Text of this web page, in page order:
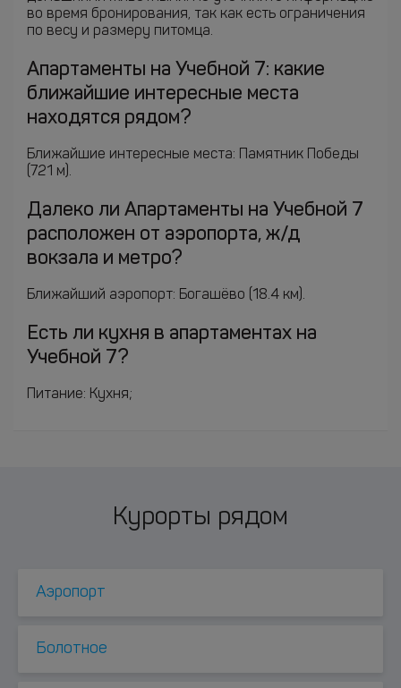
во время бронирования, так как есть ограничения
по весу и размеру питомца.
Апартаменты на Учебной 7: какие
ближайшие интересные места
находятся рядом?
Ближайшие интересные места: Памятник Победы
(721 м).
Далеко ли Апартаменты на Учебной 7
расположен от аэропорта, ж/д
вокзала и метро?
Ближайший аэропорт: Богашёво (18.4 км).
Есть ли кухня в апартаментах на
Учебной 7?
Питание: Кухня;
Курорты рядом
Аэропорт
Болотное